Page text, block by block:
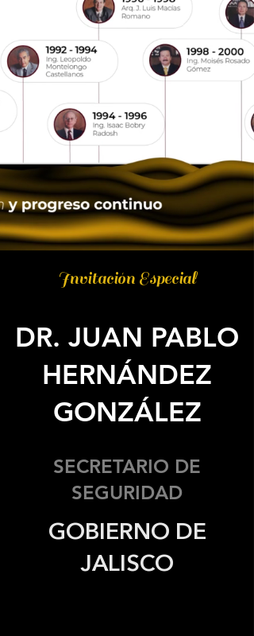
Invitación Especial
DR. JUAN PABLO
HERNÁNDEZ
GONZÁLEZ
SECRETARIO DE
SEGURIDAD
GOBIERNO DE
JALISCO